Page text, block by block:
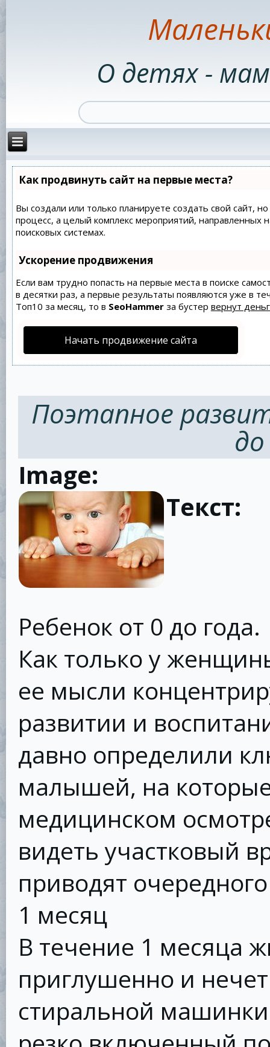
О детях -
Как продвинуть сайт на первые места?
Вы создали или только планируете создать свой сайт,
процесс, а целый комплекс мероприятий,
поисковых системах.
Ускорение продвижения
Если вам трудно попасть на первые места в поиске
в десятки раз, а первые результаты появляются уже в
Топ10 за месяц, то в SeoHammerза бустер вернут
Начать продвижение сайта
Поэтапное
Image:
Текст:
Ребенок от 0 до года.
Как только у
ее мысли
развитии и
давно определили
малышей, на
медицинском
видеть участковый
приводят
1 месяц
В течение 1
приглушенно и
стиральной машинки